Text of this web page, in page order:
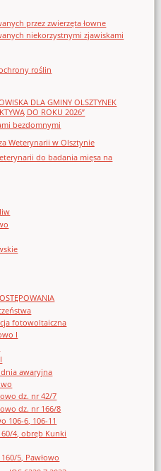
przez zwierzęta łowne
niekorzystnymi zjawiskami
roślin
DLA GMINY OLSZTYNEK
DO ROKU 2026”
bezdomnymi
Weterynarii w Olsztynie
do badania mięsa na
fotowoltaiczna
I
awaryjna
dz. nr 42/7
dz. nr 166/8
106-6, 106-11
4, obręb Kunki
5, Pawłowo